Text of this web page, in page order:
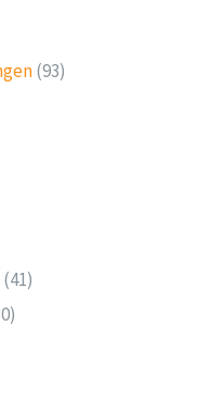
(93)
(41)